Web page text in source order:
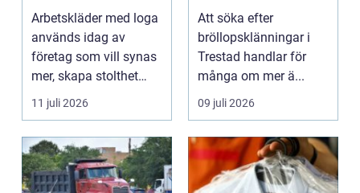
varje dag
Arbetskläder med loga
används idag av
företag som vill synas
mer, skapa stolthet
inte...
11 juli 2026
passform inför den
stora dagen
Att söka efter
bröllopsklänningar i
Trestad handlar för
många om mer ä...
09 juli 2026